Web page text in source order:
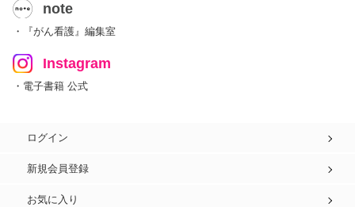
note
・『がん看護』編集室
Instagram
・電子書籍 公式
ログイン
新規会員登録
お気に入り